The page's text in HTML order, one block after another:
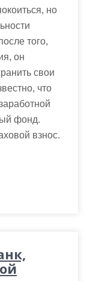
но
того,
он
свои
что
фонд.
взнос.